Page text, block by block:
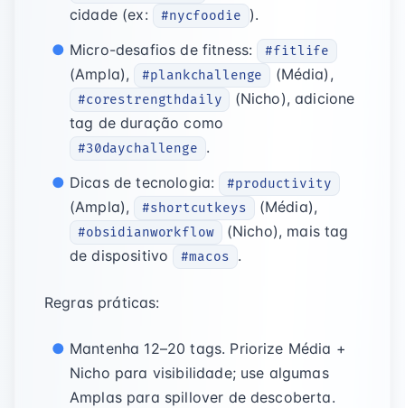
cidade (ex:
#nycfoodie
).
Micro-desafios de fitness:
#fitlife
(Ampla), #plankchallenge (Média),
#corestrengthdaily
(Nicho), adicione
tag de duração como
#30daychallenge
.
Dicas de tecnologia:
#productivity
(Ampla), #shortcutkeys (Média),
#obsidianworkflow
(Nicho), mais tag
de dispositivo
#macos .
Regras práticas:
Mantenha 12–20 tags. Priorize Média +
Nicho para visibilidade; use algumas
Amplas para spillover de descoberta.